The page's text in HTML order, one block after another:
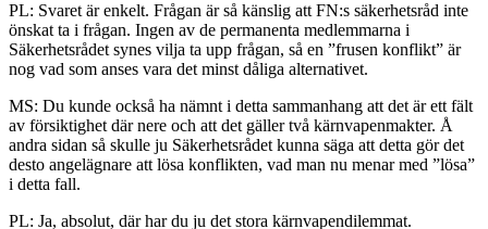
PL: Svaret är enkelt. Frågan är så känslig att FN:s säkerhetsråd inte
önskat ta i frågan. Ingen av de permanenta medlemmarna i
Säkerhetsrådet synes vilja ta upp frågan, så en ”frusen konflikt” är
nog vad som anses vara det minst dåliga alternativet.
MS: Du kunde också ha nämnt i detta sammanhang att det är ett fält
av försiktighet där nere och att det gäller två kärnvapenmakter. Å
andra sidan så skulle ju Säkerhetsrådet kunna säga att detta gör det
desto angelägnare att lösa konflikten, vad man nu menar med ”lösa”
i detta fall.
PL: Ja, absolut, där har du ju det stora kärnvapendilemmat.